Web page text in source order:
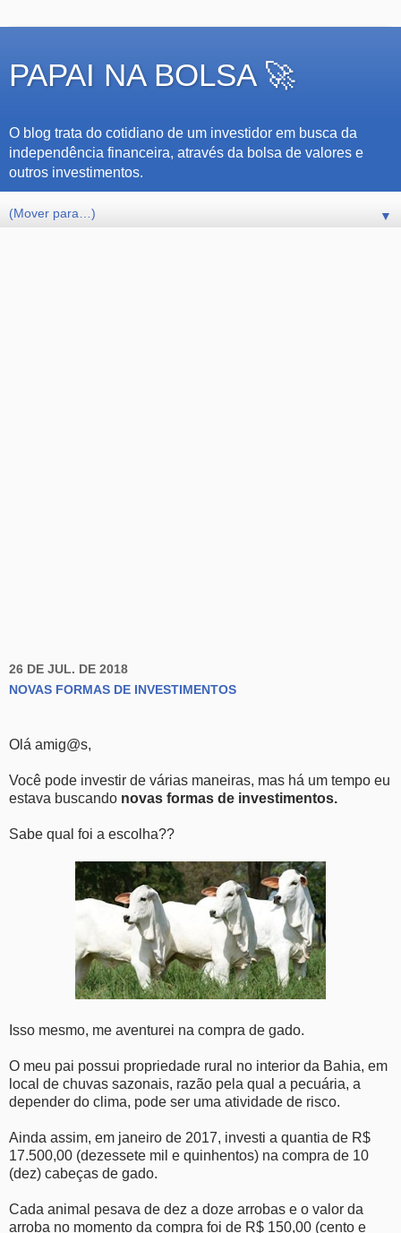
PAPAI NA BOLSA 🚀
O blog trata do cotidiano de um investidor em busca da
independência financeira, através da bolsa de valores e
outros investimentos.
▼
26 DE JUL. DE 2018
NOVAS FORMAS DE INVESTIMENTOS
Olá amig@s,
Você pode investir de várias maneiras, mas há um tempo eu
estava buscando novas formas de investimentos.
Sabe qual foi a escolha??
Isso mesmo, me aventurei na compra de gado.
O meu pai possui propriedade rural no interior da Bahia, em
local de chuvas sazonais, razão pela qual a pecuária, a
depender do clima, pode ser uma atividade de risco.
Ainda assim, em janeiro de 2017, investi a quantia de R$
17.500,00 (dezessete mil e quinhentos) na compra de 10
(dez) cabeças de gado.
Cada animal pesava de dez a doze arrobas e o valor da
arroba no momento da compra foi de R$ 150,00 (cento e